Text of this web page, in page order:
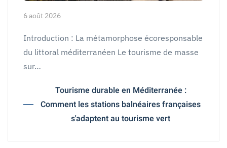
6 août 2026
Introduction : La métamorphose écoresponsable
du littoral méditerranéen Le tourisme de masse
sur…
Tourisme durable en Méditerranée :
Comment les stations balnéaires françaises
s'adaptent au tourisme vert